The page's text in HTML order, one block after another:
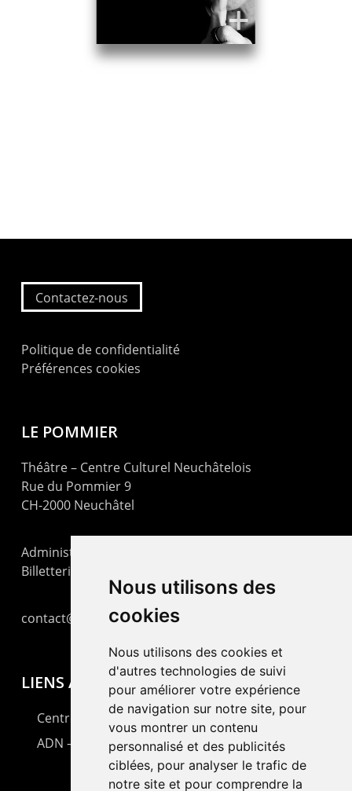
Nous utilisons des
cookies
Nous utilisons des cookies et
d'autres technologies de suivi
pour améliorer votre expérience
de navigation sur notre site, pour
vous montrer un contenu
personnalisé et des publicités
ciblées, pour analyser le trafic de
notre site et pour comprendre la
Contactez-nous
Politique de confidentialité
Préférences cookies
LE POMMIER
Théâtre – Centre Culturel Neuchâtelois
Rue du Pommier 9
CH-2000 Neuchâtel
Administration : +41 32 725 03 03
Billetterie : +41 32 725 05 05
contact@lepommier.ch
LIENS AMIS
Centre de culture ABC
ADN – Association Danse Neuchâtel